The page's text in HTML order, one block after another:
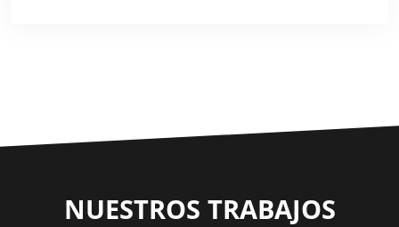
NUESTROS TRABAJOS